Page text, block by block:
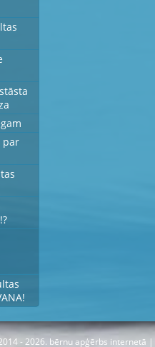
par
- 2026. bērnu apģērbs internetā |